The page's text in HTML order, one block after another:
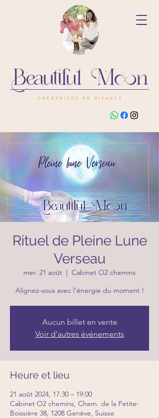
Rituel de Pleine Lune
Verseau
mer. 21 août
  |
Cabinet O2 chemins
Alignez-vous avec l'énergie du moment !
Aucun billet en vente
Voir d'autres événements
Heure et lieu
21 août 2024, 17:30 – 19:00
Cabinet O2 chemins, Chem. de la Petite-
Boissière 38, 1208 Genève, Suisse